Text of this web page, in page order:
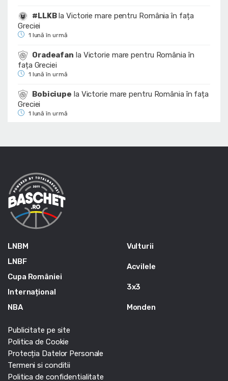
#LLKBlaVictorie mare pentru România în fața
Greciei
1 lună în urmă
Oradeafan la Victorie mare pentru România în
fața Greciei
1 lună în urmă
Bobiciupe la Victorie mare pentru România în fața
Greciei
1 lună în urmă
LNBM
LNBF
Cupa României
Internațional
NBA
Vulturii
Acvilele
3x3
Monden
Publicitate pe site
Politica de Cookie
Protecția Datelor Personale
Termeni si conditii
Politica de confidentialitate